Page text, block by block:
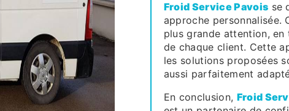
Froid Service Pavois se
approche personnalisée.
plus grande attention,
de chaque client. Cette
les solutions proposées
aussi parfaitement
En conclusion, Froid